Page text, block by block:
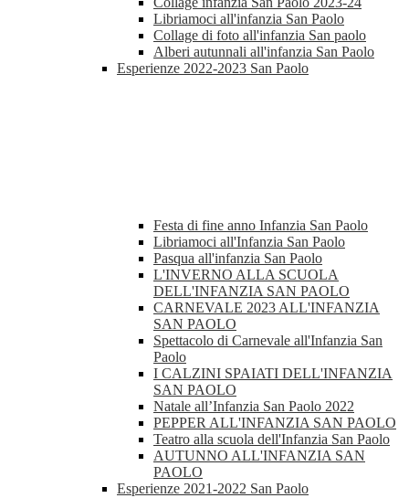
Libriamoci all'infanzia San Paolo
Collage di foto all'infanzia San paolo
Alberi autunnali all'infanzia San Paolo
Esperienze 2022-2023 San Paolo
Festa di fine anno Infanzia San Paolo
Libriamoci all'Infanzia San Paolo
Pasqua all'infanzia San Paolo
L'INVERNO ALLA SCUOLA
DELL'INFANZIA SAN PAOLO
CARNEVALE 2023 ALL'INFANZIA
SAN PAOLO
Spettacolo di Carnevale all'Infanzia San
Paolo
I CALZINI SPAIATI DELL'INFANZIA
SAN PAOLO
Natale all’Infanzia San Paolo 2022
PEPPER ALL'INFANZIA SAN PAOLO
Teatro alla scuola dell'Infanzia San Paolo
AUTUNNO ALL'INFANZIA SAN
PAOLO
Esperienze 2021-2022 San Paolo